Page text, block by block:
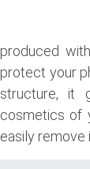
produced with
protect your
structure, it
cosmetics of
easily remove